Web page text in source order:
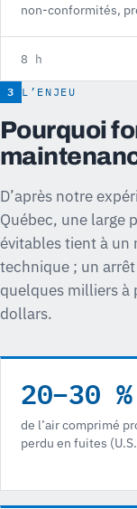
non-conformités,
8 h
3 L’ENJEU
Pourquoi
D’après notre
Québec, une large
évitables tient à un
technique ; un
quelques milliers à
dollars.
20–30 %
de l’air comprimé
perdu en fuites (U.S.